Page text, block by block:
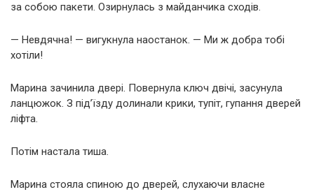
за собою пакети. Озирнулась з майданчика сходів.
— Невдячна! — вигукнула наостанок. — Ми ж добра тобі
хотіли!
Марина зачинила двері. Повернула ключ двічі, засунула
ланцюжок. З під’їзду долинали крики, тупіт, гупання дверей
ліфта.
Потім настала тиша.
Марина стояла спиною до дверей, слухаючи власне